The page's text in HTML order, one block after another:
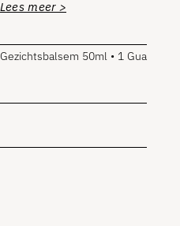
Lees meer >
50ml • 1 Gua